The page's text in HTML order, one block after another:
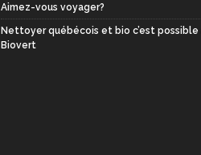
Aimez-vous voyager?
Nettoyer québécois et bio c’est possible
Biovert